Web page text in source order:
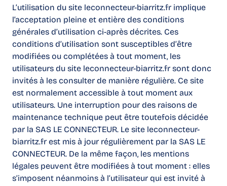
L’utilisation du site leconnecteur-biarritz.fr implique
l’acceptation pleine et entière des conditions
générales d’utilisation ci-après décrites. Ces
conditions d’utilisation sont susceptibles d’être
modifiées ou complétées à tout moment, les
utilisateurs du site leconnecteur-biarritz.fr sont donc
invités à les consulter de manière régulière. Ce site
est normalement accessible à tout moment aux
utilisateurs. Une interruption pour des raisons de
maintenance technique peut être toutefois décidée
par la SAS LE CONNECTEUR. Le site leconnecteur-
biarritz.fr est mis à jour régulièrement par la SAS LE
CONNECTEUR. De la même façon, les mentions
légales peuvent être modifiées à tout moment : elles
s’imposent néanmoins à l’utilisateur qui est invité à